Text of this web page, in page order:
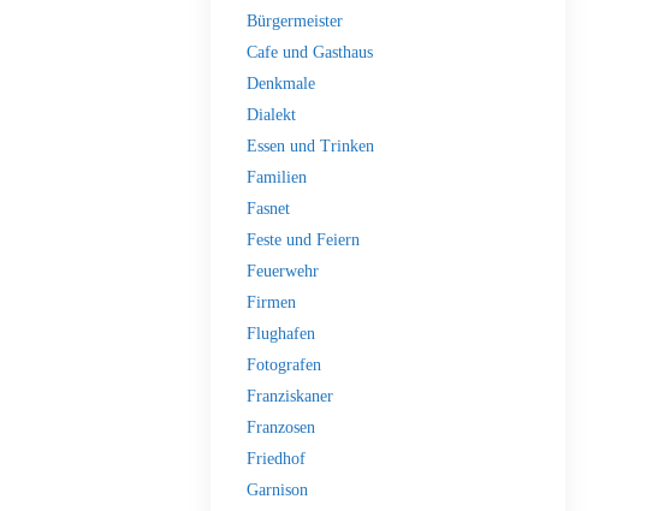
Bürgermeister
Cafe und Gasthaus
Denkmale
Dialekt
Essen und Trinken
Familien
Fasnet
Feste und Feiern
Feuerwehr
Firmen
Flughafen
Fotografen
Franziskaner
Franzosen
Friedhof
Garnison